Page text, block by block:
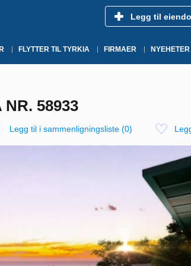
Legg til
FLYTTER TIL TYRKIA FIRMAER NYEHETER
58933
Legg til i sammenligningsliste (0)